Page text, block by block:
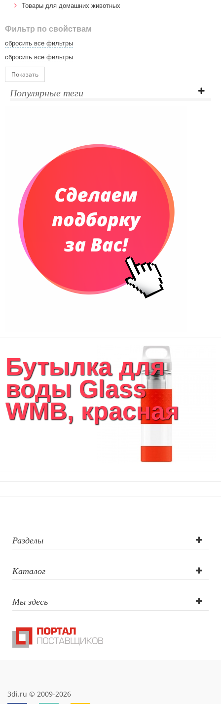
Товары для домашних животных
Фильтр по свойствам
сбросить все фильтры
сбросить все фильтры
Показать
Популярные теги
Бутылка для
воды Glass
WMB, красная
Разделы
Каталог
Мы здесь
3di.ru © 2009-2026